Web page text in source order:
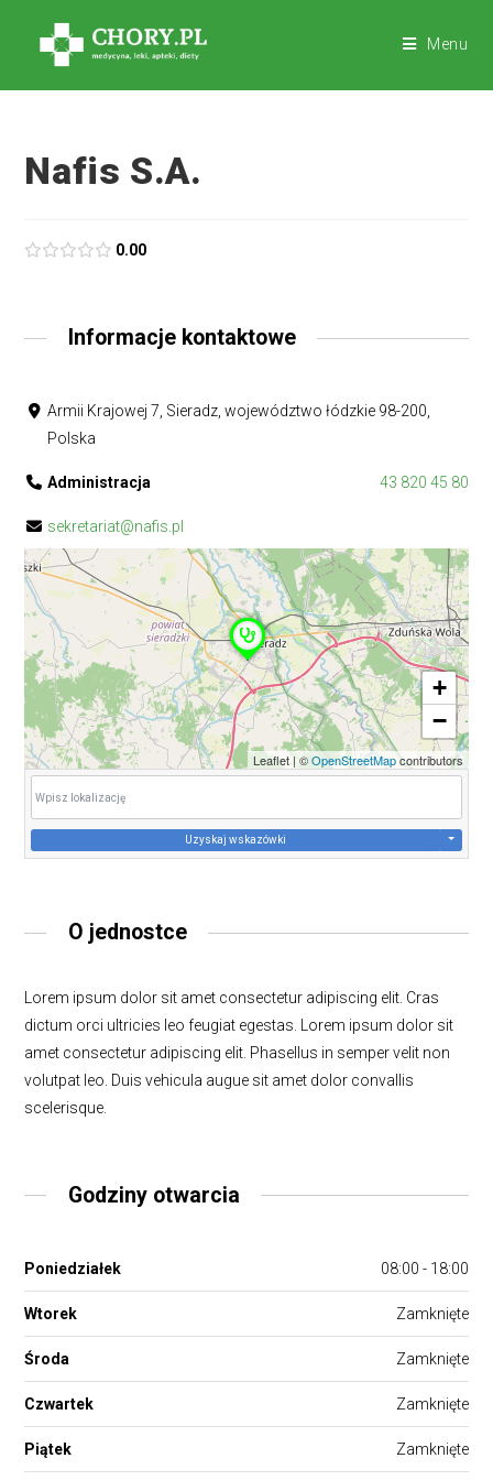
Menu
Nafis S.A.
0.00
Informacje kontaktowe
Armii Krajowej 7, Sieradz, województwo łódzkie 98-200,
Polska
Administracja 43 820 45 80
sekretariat@nafis.pl
+
−
Leaflet | ©OpenStreetMapcontributors
Uzyskaj wskazówki
O jednostce
Lorem ipsum dolor sit amet consectetur adipiscing elit. Cras
dictum orci ultricies leo feugiat egestas. Lorem ipsum dolor sit
amet consectetur adipiscing elit. Phasellus in semper velit non
volutpat leo. Duis vehicula augue sit amet dolor convallis
scelerisque.
Godziny otwarcia
Poniedziałek 08:00 - 18:00
Wtorek Zamknięte
Środa Zamknięte
Czwartek Zamknięte
Piątek Zamknięte